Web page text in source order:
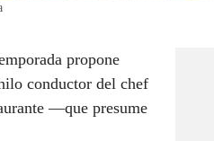
propone
conductor del chef
—que presume